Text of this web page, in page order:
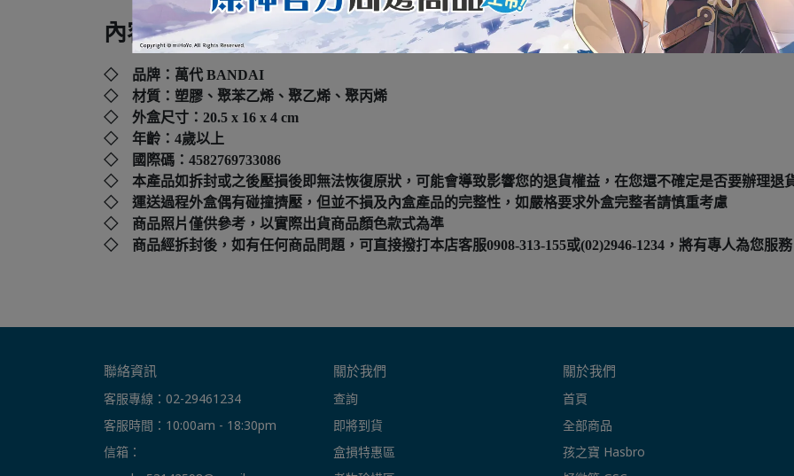
內容規格：
◇ 品牌：萬代 BANDAI
◇ 材質：塑膠、聚苯乙烯、聚乙烯、聚丙烯
◇ 外盒尺寸： 20.5 x 16 x 4 cm
◇ 年齡：4歲以上
◇ 國際碼： 4582769733086
◇ 本產品如拆封或之後壓損後即無法恢復原狀，可能會導致影響您的退貨權益，在您還不確定是否要辦理退
◇ 運送過程外盒偶有碰撞擠壓，但並不損及內盒產品的完整性，如嚴格要求外盒完整者請慎重考慮
◇ 商品照片僅供參考，以實際出貨商品顏色款式為準
◇ 商品經拆封後，如有任何商品問題，可直接撥打本店客服0908-313-155或(02)2946-1234，將有專人為您服務
聯絡資訊
客服專線：02-29461234
客服時間：10:00am - 18:30pm
信箱：
關於我們
查詢
即將到貨
盒損特惠區
關於我們
首頁
全部商品
孩之寶 Hasbro